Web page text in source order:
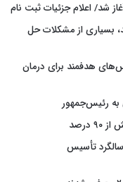
شد/ اعلام جزئیات ثبت نام
بسیاری از مشکلات حل
هدفمند برای درمان
رئیس‌جمهور
تأسیس